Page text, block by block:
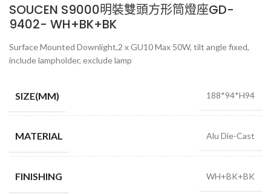
SOUCEN S9000明裝雙頭方形筒燈座GD-
9402- WH+BK+BK
Surface Mounted Downlight,2 x GU10 Max 50W, tilt angle fixed,
include lampholder, exclude lamp
SIZE(MM) 188*94*H94
MATERIAL Alu Die-Cast
FINISHING WH+BK+BK